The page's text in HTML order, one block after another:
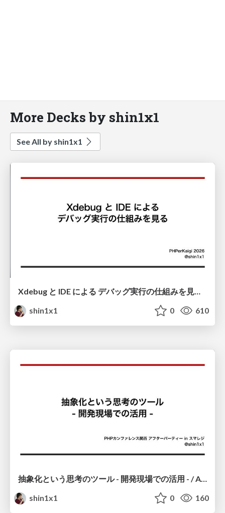
More Decks by shin1x1
See All by shin1x1
Xdebug と IDE による デバッグ実行の仕組みを見る / Exploring-How-Debugging-Works-with-Xdebug-and-an-IDE
shin1x1
0 610
shin1x1
0 160